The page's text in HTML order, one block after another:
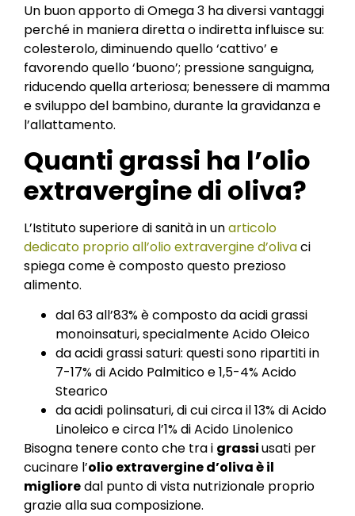
Un buon apporto di Omega 3 ha diversi vantaggi
perché in maniera diretta o indiretta influisce su:
colesterolo, diminuendo quello ‘cattivo’ e
favorendo quello ‘buono’; pressione sanguigna,
riducendo quella arteriosa; benessere di mamma
e sviluppo del bambino, durante la gravidanza e
l’allattamento.
Quanti grassi ha l’olio
extravergine di oliva?
L’Istituto superiore di sanità in unarticolo
dedicato proprio all’olio extravergine d’olivaci
spiega come è composto questo prezioso
alimento.
dal 63 all’83% è composto da acidi grassi
monoinsaturi, specialmente Acido Oleico
da acidi grassi saturi: questi sono ripartiti in
7-17% di Acido Palmitico e 1,5-4% Acido
Stearico
da acidi polinsaturi, di cui circa il 13% di Acido
Linoleico e circa l’1% di Acido Linolenico
Bisogna tenere conto che tra i grassiusati per
cucinare l’olio extravergine d’oliva è il
miglioredal punto di vista nutrizionale proprio
grazie alla sua composizione.